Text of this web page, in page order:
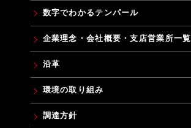
数字でわかるテンパール
企業理念・会社概要・支店営業所一覧
沿革
環境の取り組み
調達方針